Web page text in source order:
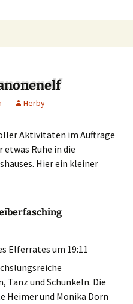
Herby
Aktivitäten im Auftrage
Ruhe in die
Hier ein kleiner
Elferrates um 19:11
Tanz und Schunkeln. Die
Heimer und Monika Dorn